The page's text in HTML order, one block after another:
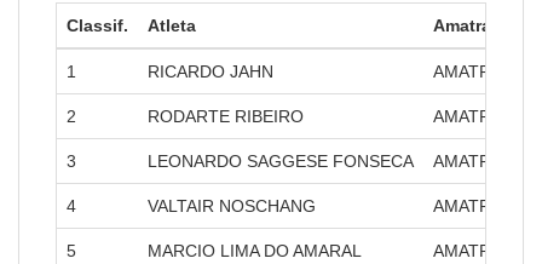
Classif. Atleta Amatra
1 RICARDO JAHN AMATRA XII -
2 RODARTE RIBEIRO AMATRA XV
3 LEONARDO SAGGESE FONSECA AMATRA I -
4 VALTAIR NOSCHANG AMATRA IV -
5 MARCIO LIMA DO AMARAL AMATRA IV -